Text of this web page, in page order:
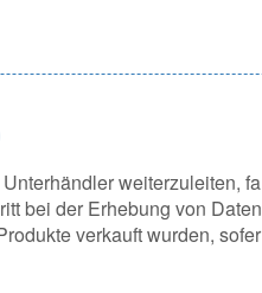
weiterzuleiten,
bei der Erhebung von
verkauft wurden,